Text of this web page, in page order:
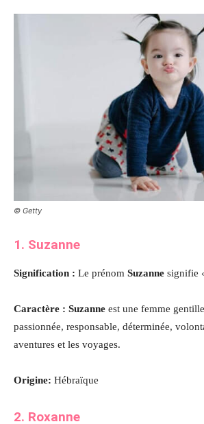
© Getty
1. Suzanne
Signification : Le prénom Suzanne signifie
Caractère : Suzanne est une femme
passionnée, responsable, déterminée,
aventures et les voyages.
Origine: Hébraïque
2. Roxanne